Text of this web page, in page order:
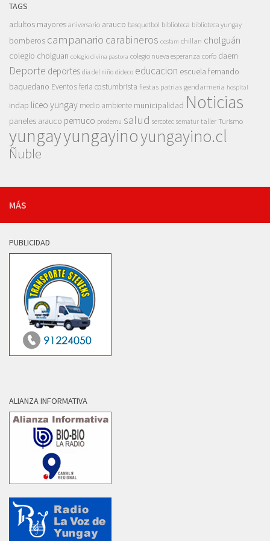
TAGS
adultos mayores aniversario arauco basquetbol biblioteca biblioteca yungay
bomberos campanario carabineros cesfam chillan cholguán
colegio cholguan colegio divina pastora colegio nueva esperanza corfo daem
Deporte deportes dia del niño dideco educacion escuela fernando
baquedano Eventosferia costumbrista fiestas patrias gendarmeria hospital
indap liceo yungay medio ambiente municipalidad Noticias
paneles arauco pemuco prodemu salud sercotec sernatur taller Turismo
yungayyungayinoyungayino.cl
Ñuble
MÁS
PUBLICIDAD
ALIANZA INFORMATIVA